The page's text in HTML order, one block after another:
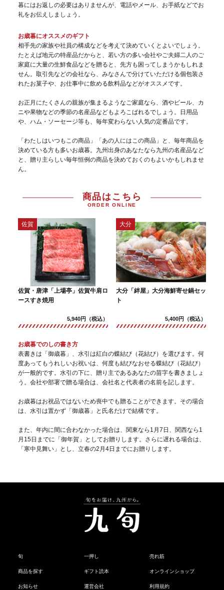
暮にはお返しの必要はありませんが、電話やメール、お手紙などでお
礼をお伝えしましょう。
お歳暮にオススメのギフト
相手先の家族や社員の構成などを考えて決めていくとよいでしょう。
たとえば地元の特産品だからと、若い方の多い会社やご夫婦二人のご
家庭に大量の生鮮食品などを贈ると、先方も困ってしまうかもしれま
せん。取引先などの会社なら、みなさんで分けていただける個包装さ
れたお菓子や、お仕事中に飲める飲料品などがオススメです。
お正月にたくさんの親族が集まるようなご家庭なら、酒やビール、カ
ニや果物などの季節の名産品などもよろこばれるでしょう。日用品
や、ハム・ソーセージ等も、毎年変わらない人気の定番品です。
「わたしはいつもこの商品」「あの人にはこの商品」と、毎年商品を
決めている方も多いお歳暮。九州出身のあなたなら九州の名産品など
と、贈り主らしい毎年恒例の商品を決めておくのもよいかもしれませ
ん。
商品はこちら
ORDER ONLINE
佐賀
佐賀・唐津「上場亭」佐賀牛肩ロ
ースすき焼用
5,940円（税込）
大分
大分「絆屋」大分海鮮寄せ鍋セッ
ト
5,400円（税込）
お歳暮でのしの書き方
表書きは「御歳暮」、水引は紅白の蝶結び（花結び）を選びます。何
度あってもうれしいお祝いは、何度も結びなおせる蝶結び（花結び）
が一般的です。水引の下に、贈り主であるあなたの苗字を書きましょ
う。会社や部署で贈る場合は、会社名と代表者の名前を記します。
お歳暮はお祝品ではないため喪中でも贈ることができます。その場合
は、水引は置かず「御歳暮」と氏名だけで結構です。
また、年内に間に合わなかった場合は、関東なら1月7日、関西なら1
月15日までに「御年賀」としてお贈りします。さらに遅れる場合は、
「寒中見舞い」とし、立春の2月4日までにお贈りします。
旬 一押し 売れ筋
商品を探す ギフト読本 オンラインショップ
お知らせ 運営会社 利用規約